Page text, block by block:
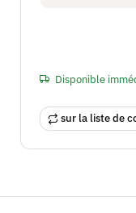
Disponible
sur la liste de